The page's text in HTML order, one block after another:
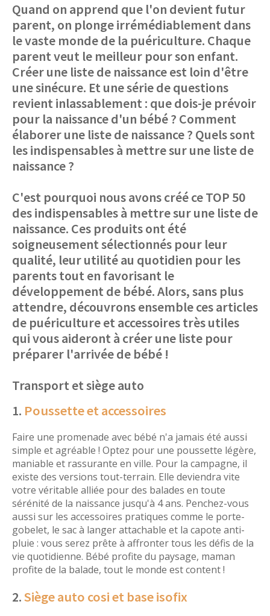
Quand on apprend que l'on devient futur
parent, on plonge irrémédiablement dans
le vaste monde de la puériculture. Chaque
parent veut le meilleur pour son enfant.
Créer une liste de naissance est loin d'être
une sinécure. Et une série de questions
revient inlassablement : que dois-je prévoir
pour la naissance d'un bébé ? Comment
élaborer une liste de naissance ? Quels sont
les indispensables à mettre sur une liste de
naissance ?
C'est pourquoi nous avons créé ce TOP 50
des indispensables à mettre sur une liste de
naissance. Ces produits ont été
soigneusement sélectionnés pour leur
qualité, leur utilité au quotidien pour les
parents tout en favorisant le
développement de bébé. Alors, sans plus
attendre, découvrons ensemble ces articles
de puériculture et accessoires très utiles
qui vous aideront à créer une liste pour
préparer l'arrivée de bébé !
Transport et siège auto
1. Poussette et accessoires
Faire une promenade avec bébé n'a jamais été aussi
simple et agréable ! Optez pour une poussette légère,
maniable et rassurante en ville. Pour la campagne, il
existe des versions tout-terrain. Elle deviendra vite
votre véritable alliée pour des balades en toute
sérénité de la naissance jusqu'à 4 ans. Penchez-vous
aussi sur les accessoires pratiques comme le porte-
gobelet, le sac à langer attachable et la capote anti-
pluie : vous serez prête à affronter tous les défis de la
vie quotidienne. Bébé profite du paysage, maman
profite de la balade, tout le monde est content !
2.Siège auto cosi et base isofix